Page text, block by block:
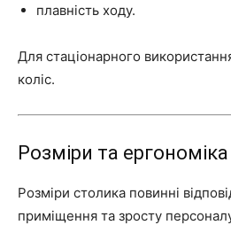
плавність ходу.
Для стаціонарного
коліс.
Розміри та ергономіка
Розміри столика повинні
приміщення та зросту